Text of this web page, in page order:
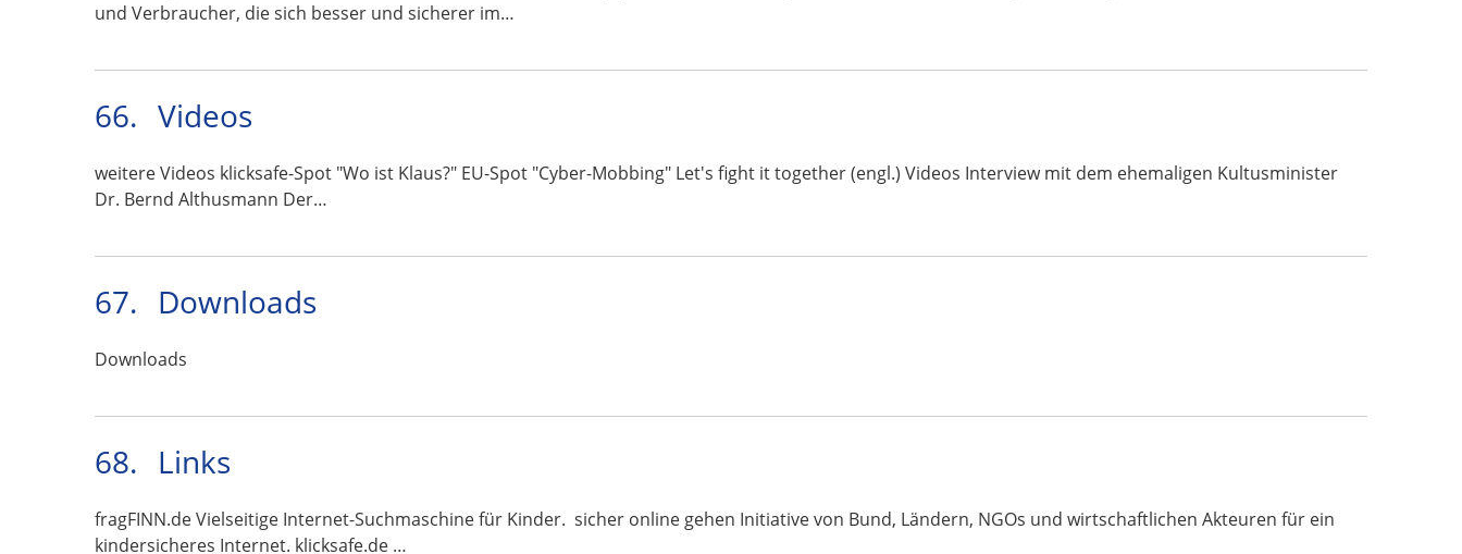
und Verbraucher, die sich besser und sicherer im…
66. Videos
weitere Videos klicksafe-Spot "Wo ist Klaus?" EU-Spot "Cyber-Mobbing" Let's fight it together (engl.) Videos Interview mit dem ehemaligen Kultusminister
Dr. Bernd Althusmann Der…
67. Downloads
Downloads
68. Links
fragFINN.de Vielseitige Internet-Suchmaschine für Kinder. sicher online gehen Initiative von Bund, Ländern, NGOs und wirtschaftlichen Akteuren für ein
kindersicheres Internet. klicksafe.de …